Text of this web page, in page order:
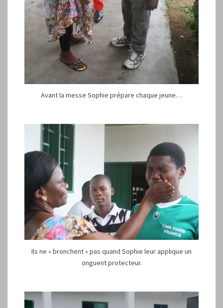
Avant la messe Sophie prépare chaque jeune…
Ils ne « bronchent » pas quand Sophie leur applique un
onguent protecteur.